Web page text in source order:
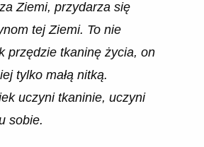
Ziemi, przydarza się
tej Ziemi. To nie
przędzie tkaninę życia, on
tylko małą nitką.
uczyni tkaninie, uczyni
sobie.